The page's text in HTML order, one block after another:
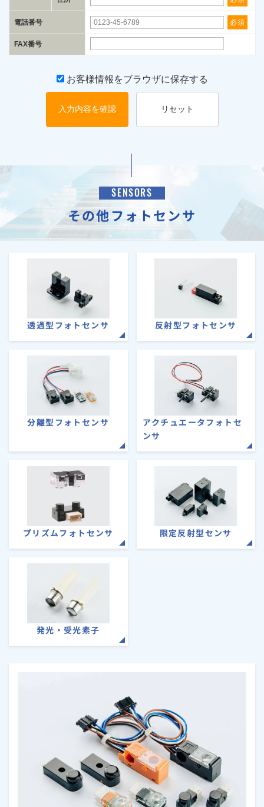
電話番号 必須
FAX番号
お客様情報をブラウザに保存する
入力内容を確認 リセット
SENSORS
その他フォトセンサ
透過型フォトセンサ 反射型フォトセンサ
分離型フォトセンサ
アクチュエータフォトセ
ンサ
プリズムフォトセンサ 限定反射型センサ
発光・受光素子